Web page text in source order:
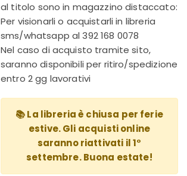
al titolo sono in magazzino distaccato:
Per visionarli o acquistarli in libreria
sms/whatsapp al 392 168 0078
Nel caso di acquisto tramite sito,
saranno disponibili per ritiro/spedizione
entro 2 gg lavorativi
📚 La libreria è chiusa per ferie
estive. Gli acquisti online
saranno riattivati il 1°
settembre. Buona estate!